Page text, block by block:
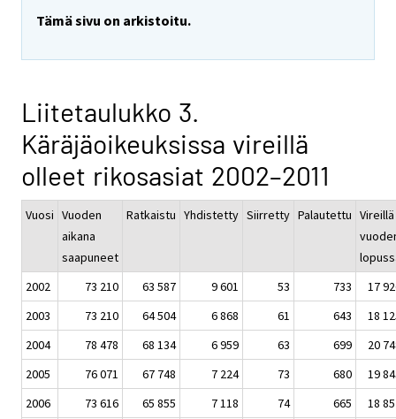
Tämä sivu on arkistoitu.
Liitetaulukko 3.
Käräjäoikeuksissa vireillä
olleet rikosasiat 2002–2011
Vuosi Vuoden
aikana
saapuneet
Ratkaistu Yhdistetty Siirretty Palautettu Vireillä
2002
73 210 63 587 9 601 53 733
17
2003
73 210 64 504 6 868 61 643
18
2004
78 478 68 134 6 959 63 699
20
2005
76 071 67 748 7 224 73 680
19
2006
73 616 65 855 7 118 74 665
18